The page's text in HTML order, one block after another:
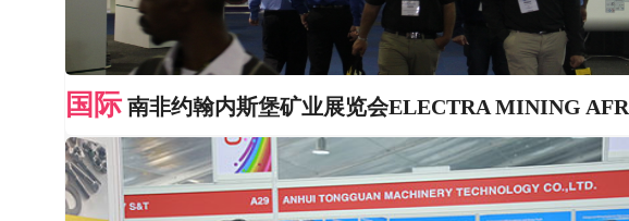
国际 南非约翰内斯堡矿业展览会ELECTRA MINING AFRICA